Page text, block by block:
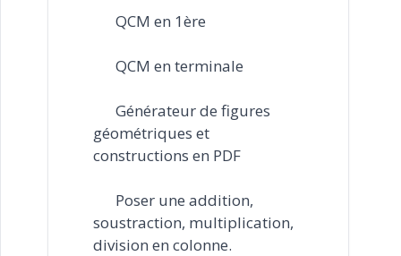
QCM en 1ère
QCM en terminale
Générateur de figures
géométriques et
constructions en PDF
Poser une addition,
soustraction, multiplication,
division en colonne.